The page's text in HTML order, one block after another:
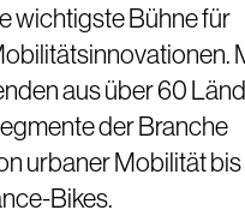
wichtigste Bühne für
aus über 60
der Branche
urbaner Mobilität bis
Bikes.